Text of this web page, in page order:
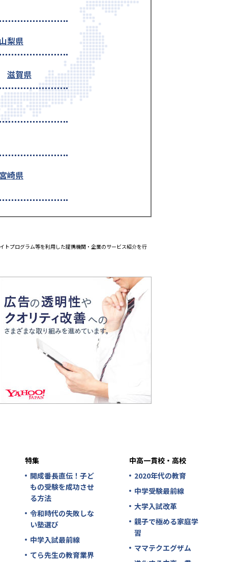
山梨県
滋賀県
宮崎県
プログラム等を利用した提携機関・企業のサービス紹介を行
特集
開成番長直伝！子ど
もの受験を成功させ
る方法
令和時代の失敗しな
い塾選び
中学入試最前線
てら先生の教育業界
中高一貫校・高校
2020年代の教育
中学受験最前線
大学入試改革
親子で極める家庭学
習
ママテクエグザム